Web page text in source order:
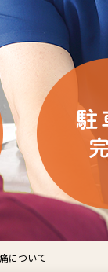
について